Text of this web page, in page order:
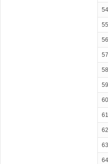
54
55
56
57
58
59
60
61
62
63
64